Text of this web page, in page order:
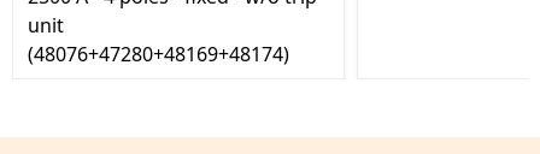
unit
(48076+47280+48169+48174)